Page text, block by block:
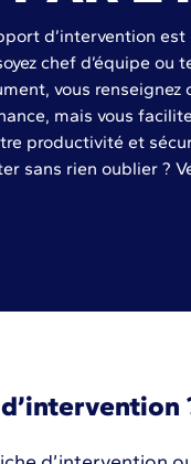
d’intervention
chef d’équipe
vous
mais vous
productivité et
sans rien oublier ?